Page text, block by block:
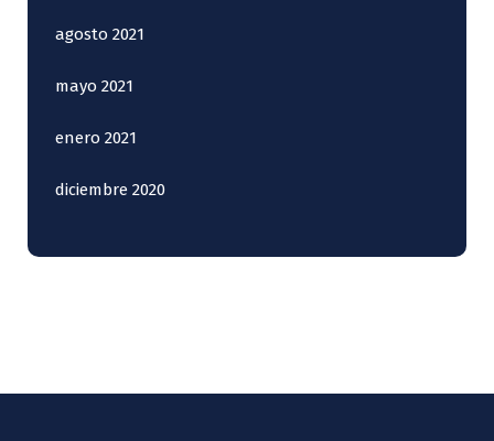
agosto 2021
mayo 2021
enero 2021
diciembre 2020